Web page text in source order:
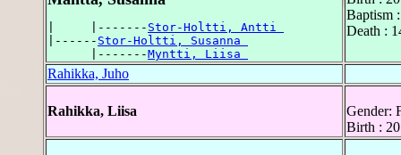
|     |------- Stor-Holtti, Antti
|------ Stor-Holtti, Susanna
      |-------
Myntti, Liisa
Baptism
Death :
Rahikka, Juho
Rahikka, Liisa
Gender:
Birth :